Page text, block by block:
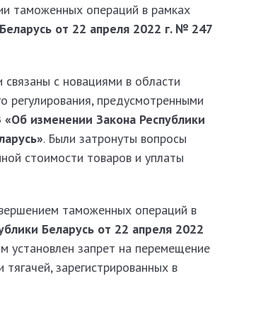
таможенных операций в рамках
от 22 апреля 2022 г. № 247
с новациями в области
предусмотренными
изменении Закона Республики
. Были затронуты вопросы
стоимости товаров и уплаты
таможенных операций в
Беларусь от 22 апреля 2022
установлен запрет на перемещение
зарегистрированных в